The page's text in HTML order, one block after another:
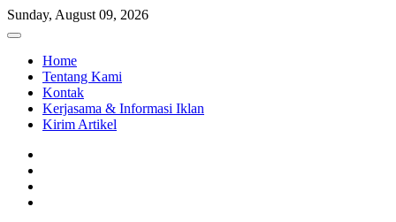
Skip
to
Sunday, August 09, 2026
Home
Tentang Kami
Kontak
Kerjasama & Informasi Iklan
Kirim Artikel